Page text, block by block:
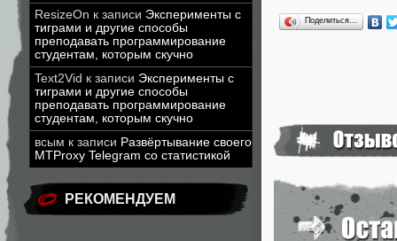
ResizeOn к записи Эксперименты с
тиграми и другие способы
преподавать программирование
студентам, которым скучно
Text2Vid к записи Эксперименты с
тиграми и другие способы
преподавать программирование
студентам, которым скучно
всым к записи Развёртывание своего
MTProxy Telegram со статистикой
РЕКОМЕНДУЕМ
Поделиться…